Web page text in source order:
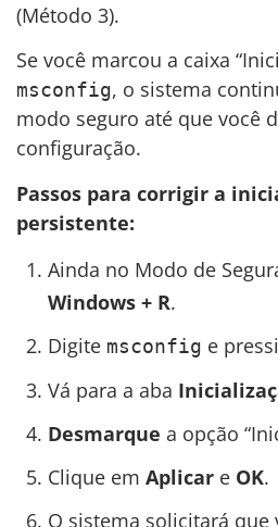
(Método 3).
Se você marcou a caixa
msconfig, o sistema
modo seguro até que você
configuração.
Passos para corrigir a
persistente:
Ainda no Modo de
Windows + R.
Digite msconfig e
Vá para a aba
Desmarque a opção
Clique em Aplicare OK.
O sistema solicitará que